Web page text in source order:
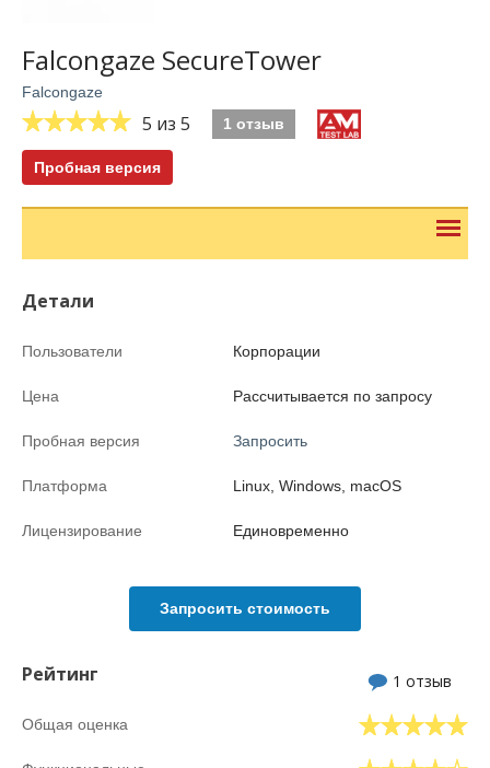
Falcongaze SecureTower
Falcongaze
5 из 5 1 отзыв
Пробная версия
Детали
Пользователи Корпорации
Цена Рассчитывается по запросу
Пробная версия Запросить
Платформа Linux, Windows, macOS
Лицензирование Единовременно
Запросить стоимость
Рейтинг 1 отзыв
Общая оценка